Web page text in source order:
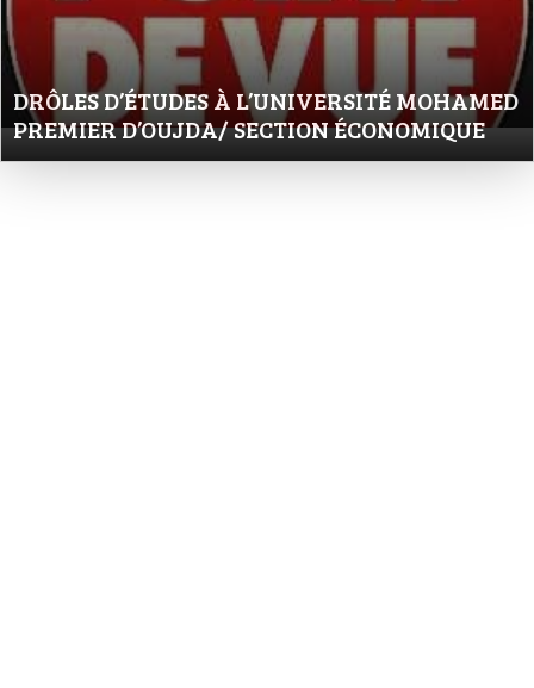
DRÔLES D’ÉTUDES À L’UNIVERSITÉ MOHAMED
PREMIER D’OUJDA/ SECTION ÉCONOMIQUE